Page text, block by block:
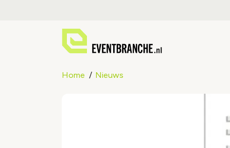
Home Nieuws